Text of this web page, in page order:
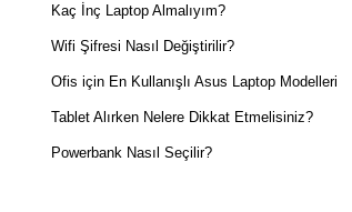
Kaç İnç Laptop Almalıyım?
Wifi Şifresi Nasıl Değiştirilir?
Ofis için En Kullanışlı Asus Laptop Modelleri
Tablet Alırken Nelere Dikkat Etmelisiniz?
Powerbank Nasıl Seçilir?